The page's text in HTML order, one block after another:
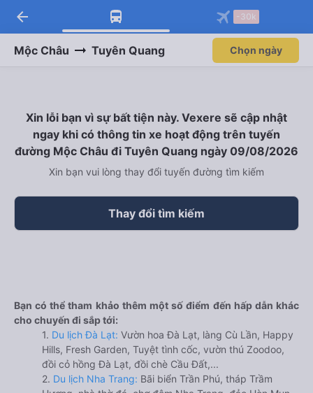
arrow_back -30k
Mộc Châu Tuyên Quang Chọn ngày
Xin lỗi bạn vì sự bất tiện này. Vexere sẽ cập nhật
ngay khi có thông tin xe hoạt động trên tuyến
đường Mộc Châu đi Tuyên Quang ngày 09/08/2026
Xin bạn vui lòng thay đổi tuyến đường tìm kiếm
Thay đổi tìm kiếm
Bạn có thể tham khảo thêm một số điểm đến hấp dẫn khác
cho chuyến đi sắp tới:
1. Du lịch Đà Lạt: Vườn hoa Đà Lạt, làng Cù Lần, Happy
Hills, Fresh Garden, Tuyệt tình cốc, vườn thú Zoodoo,
đồi cỏ hồng Đà Lạt, đồi chè Cầu Đất,...
2. Du lịch Nha Trang: Bãi biển Trần Phú, tháp Trầm